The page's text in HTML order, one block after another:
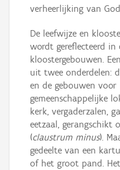
verheerlijking van
De leefwijze en
wordt gereflecteerd
kloostergebouwen.
uit twee onderdelen:
en de gebouwen
gemeenschappelijke
kerk, vergaderzalen,
eetzaal, gerangschikt
(claustrum minus).
gedeelte van een
of het groot pand.